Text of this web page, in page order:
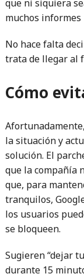
que ni siquiera
muchos
No hace falta
trata de llegar al
Cómo
la situación y
solución. El
que la compañía
que, para
tranquilos,
los usuarios
se bloqueen.
Sugieren “dejar
durante 15